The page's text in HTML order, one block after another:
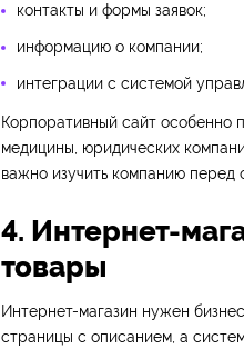
контакты и формы заявок;
информацию о компании;
интеграции с системой
Корпоративный сайт особенно
медицины, юридических
важно изучить компанию перед
4. Интернет-
товары
Интернет-магазин нужен
страницы с описанием, а